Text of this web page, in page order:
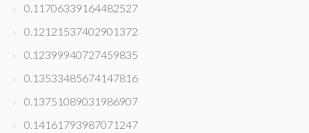
0.11706339164482527
0.12121537402901372
0.12399940727459835
0.13533485674147816
0.13751089031986907
0.14161793987071247